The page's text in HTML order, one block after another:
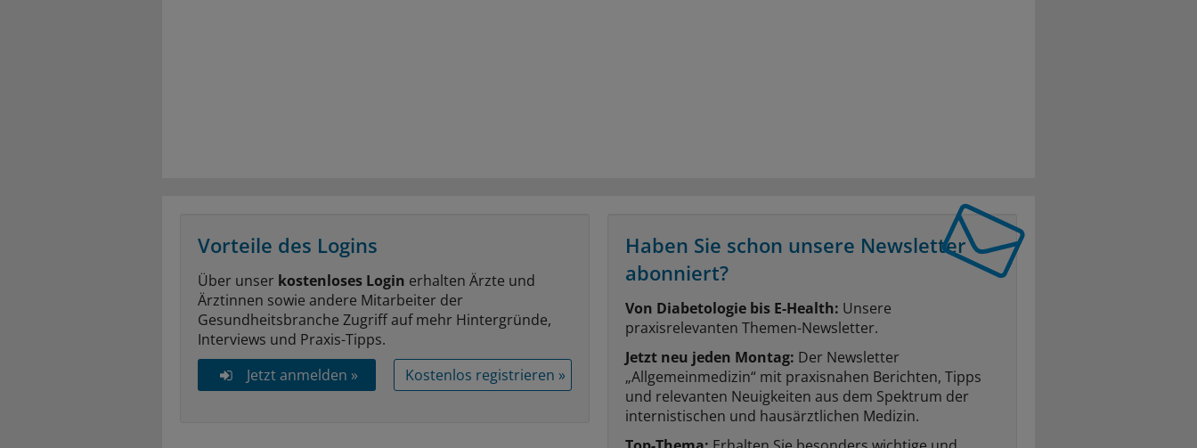
Vorteile des Logins
Über unser kostenloses Login erhalten Ärzte und
Ärztinnen sowie andere Mitarbeiter der
Gesundheitsbranche Zugriff auf mehr Hintergründe,
Interviews und Praxis-Tipps.
Jetzt anmelden »
Kostenlos registrieren »
Haben Sie schon unsere Newsletter
abonniert?
Von Diabetologie bis E-Health: Unsere
praxisrelevanten Themen-Newsletter.
Jetzt neu jeden Montag: Der Newsletter
„Allgemeinmedizin“ mit praxisnahen Berichten, Tipps
und relevanten Neuigkeiten aus dem Spektrum der
internistischen und hausärztlichen Medizin.